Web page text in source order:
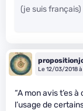
(je suis français)
Le 12/03/2018 à
“A mon avis t’es
l’usage de